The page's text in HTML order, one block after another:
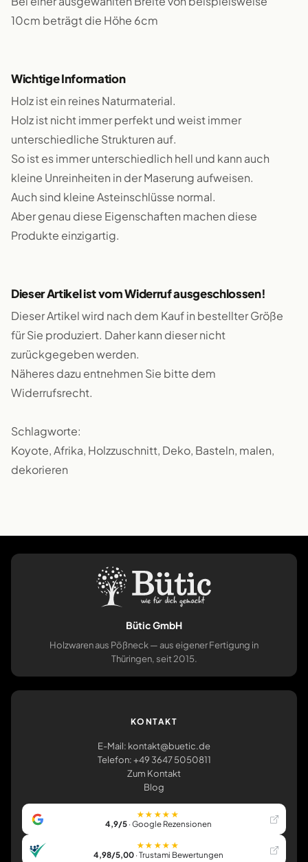
10cm beträgt die Höhe 6cm
Wichtige Information
Holz ist ein reines Naturmaterial.
Holz ist nicht immer perfekt und weist immer
unterschiedliche Strukturen auf.
So ist es immer unterschiedlich hell und kann auch
kleine Unreinheiten in der Maserung aufweisen.
Auch sind kleine Asteinschlüsse normal.
Aber genau diese Eigenschaften machen diese
Produkte einzigartig.
Dieser Artikel ist vom Widerruf ausgeschlossen!
Dieser Artikel wird nach dem Kauf in bestellter Größe
für Sie produziert. Daher kann dieser nicht
zurückgegeben werden.
Näheres dazu entnehmen Sie bitte dem
Widerrufsrecht.
Schlagworte:
Koyote, Afrika, Holzzuschnitt, Deko, Basteln, malen,
dekorieren
Bütic GmbH
Holzwaren aus Pößneck — aus eigener Fertigung in
Thüringen, seit 2015.
KONTAKT
E-Mail: kontakt@buetic.de
Telefon: +49 3647 5050811
Zum Kontakt
Blog
★★★★★
4,9/5· Google Rezensionen
★★★★★
4,98/5,00· Trustami Bewertungen